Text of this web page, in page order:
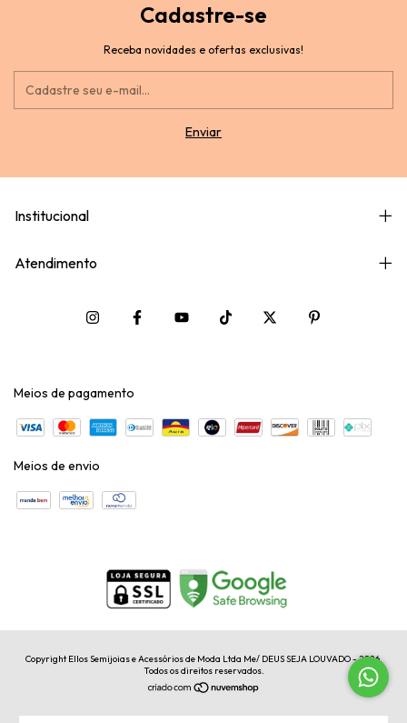
Cadastre-se
Receba novidades e ofertas exclusivas!
Institucional
Atendimento
Meios de pagamento
Meios de envio
Copyright Ellos Semijoias e Acessórios de Moda Ltda Me/ DEUS SEJA LOUVADO - 2026.
Todos os direitos reservados.